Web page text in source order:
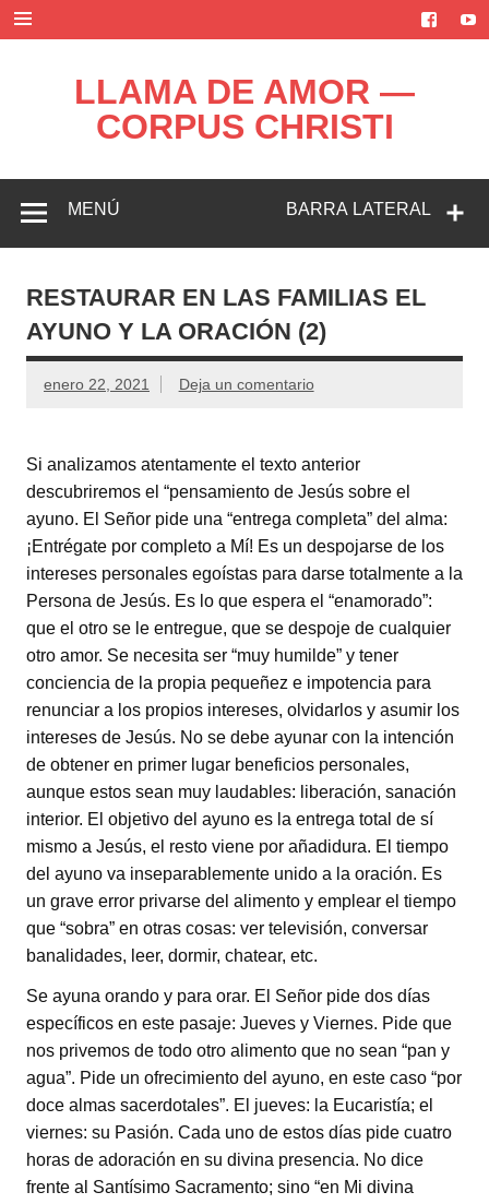
contenido
LLAMA DE AMOR —
CORPUS CHRISTI
BARRA LATERAL
MENÚ
RESTAURAR EN LAS FAMILIAS EL
AYUNO Y LA ORACIÓN (2)
enero 22, 2021 Deja un comentario
Si analizamos atentamente el texto anterior
descubriremos el “pensamiento de Jesús sobre el
ayuno. El Señor pide una “entrega completa” del alma:
¡Entrégate por completo a Mí! Es un despojarse de los
intereses personales egoístas para darse totalmente a la
Persona de Jesús. Es lo que espera el “enamorado”:
que el otro se le entregue, que se despoje de cualquier
otro amor. Se necesita ser “muy humilde” y tener
conciencia de la propia pequeñez e impotencia para
renunciar a los propios intereses, olvidarlos y asumir los
intereses de Jesús. No se debe ayunar con la intención
de obtener en primer lugar beneficios personales,
aunque estos sean muy laudables: liberación, sanación
interior. El objetivo del ayuno es la entrega total de sí
mismo a Jesús, el resto viene por añadidura. El tiempo
del ayuno va inseparablemente unido a la oración. Es
un grave error privarse del alimento y emplear el tiempo
que “sobra” en otras cosas: ver televisión, conversar
banalidades, leer, dormir, chatear, etc.
Se ayuna orando y para orar. El Señor pide dos días
específicos en este pasaje: Jueves y Viernes. Pide que
nos privemos de todo otro alimento que no sean “pan y
agua”. Pide un ofrecimiento del ayuno, en este caso “por
doce almas sacerdotales”. El jueves: la Eucaristía; el
viernes: su Pasión. Cada uno de estos días pide cuatro
horas de adoración en su divina presencia. No dice
frente al Santísimo Sacramento; sino “en Mi divina